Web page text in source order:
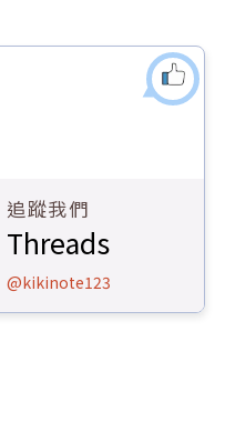
追蹤我們
Threads
@kikinote123